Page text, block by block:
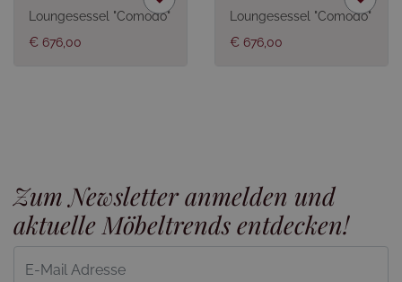
Loungesessel "Comodo"
€ 676,00
Loungesessel "Comodo"
€ 676,00
Zum Newsletter anmelden und
aktuelle Möbeltrends entdecken!